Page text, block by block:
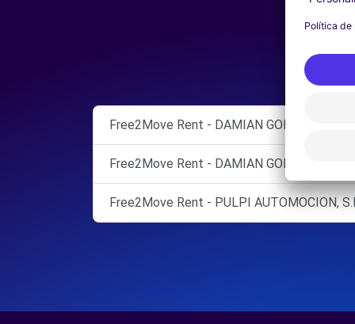
Free2Move Rent - DAMIAN GOMEZ -
Free2Move Rent - DAMIAN GOMEZ -
Free2Move Rent - PULPI AUTOMOCION,